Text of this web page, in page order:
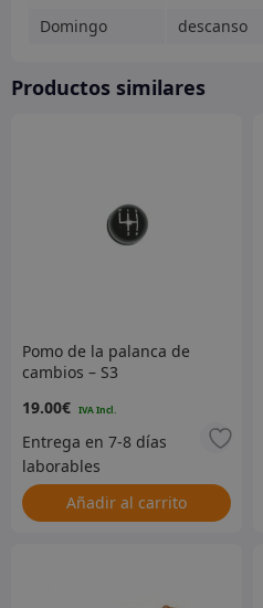
Domingo
descanso
Productos similares
Pomo de la palanca de
cambios – S3
19.00€
Añadir al carrito